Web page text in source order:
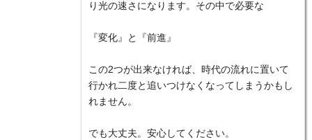
り光の速さになります。その中で必要な
『変化』と『前進』
この2つが出来なければ、時代の流れに置いて
行かれ二度と追いつけなくなってしまうかもし
れません。
でも大丈夫。安心してください。